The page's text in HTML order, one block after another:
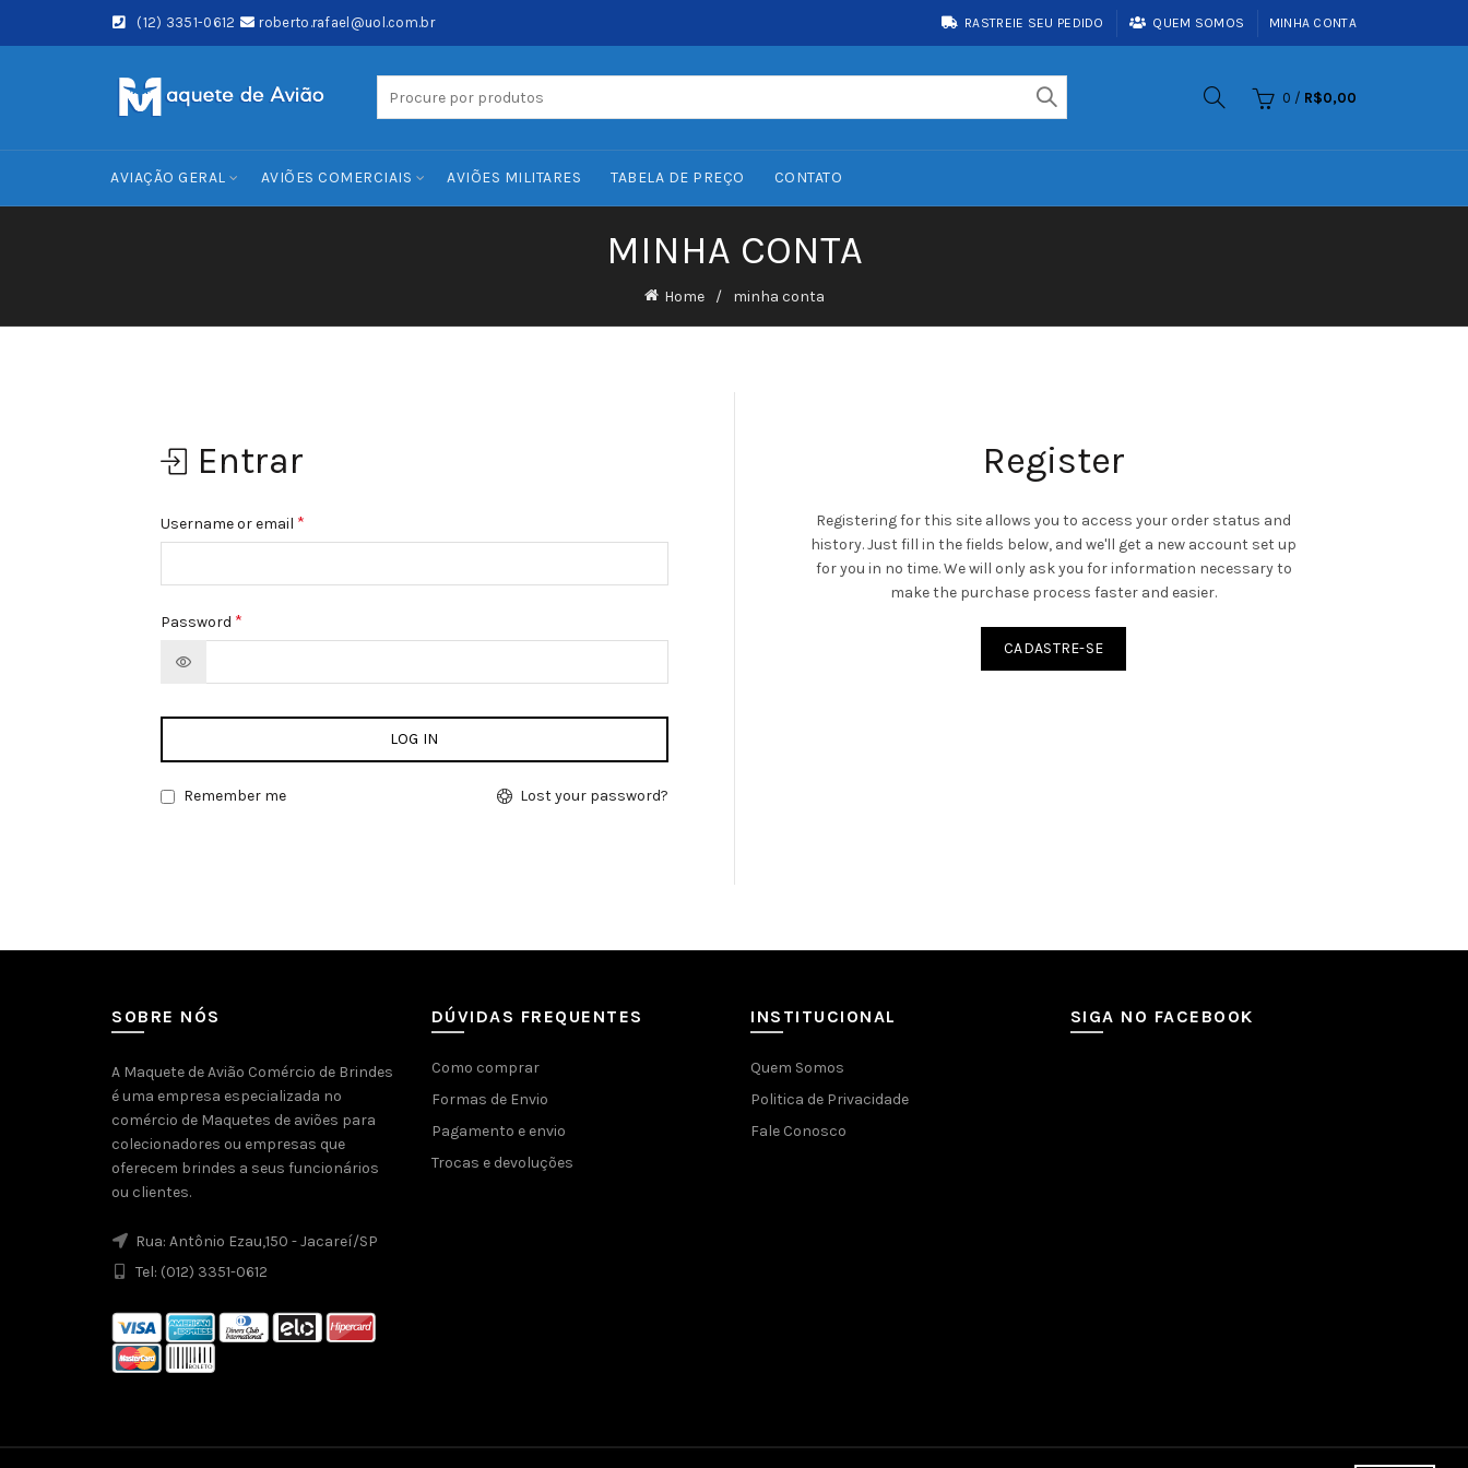
(12) 3351-0612 roberto.rafael@uol.com.br RASTREIE SEU PEDIDO QUEM SOMOS MINHA CONTA
0 / R$0,00
AVIAÇÃO GERAL AVIÕES COMERCIAIS AVIÕES MILITARES TABELA DE PREÇO CONTATO
MINHA CONTA
Home minha conta
Entrar
Username or email *
Password *
LOG IN
Lost your password?
Remember me
Register
Registering for this site allows you to access your order status and
history. Just fill in the fields below, and we'll get a new account set up
for you in no time. We will only ask you for information necessary to
make the purchase process faster and easier.
CADASTRE-SE
SOBRE NÓS
A Maquete de Avião Comércio de Brindes
é uma empresa especializada no
comércio de Maquetes de aviões para
colecionadores ou empresas que
oferecem brindes a seus funcionários
ou clientes.
Rua: Antônio Ezau,150 - Jacareí/SP
Tel: (012) 3351-0612
DÚVIDAS FREQUENTES
Como comprar
Formas de Envio
Pagamento e envio
Trocas e devoluções
INSTITUCIONAL
Quem Somos
Politica de Privacidade
Fale Conosco
SIGA NO FACEBOOK